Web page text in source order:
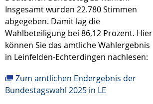
Insgesamt wurden 22.780 Stimmen
abgegeben. Damit lag die
Wahlbeteiligung bei 86,12 Prozent. Hier
können Sie das amtliche Wahlergebnis
in Leinfelden-Echterdingen nachlesen:
Zum amtlichen Endergebnis der
Bundestagswahl 2025 in LE